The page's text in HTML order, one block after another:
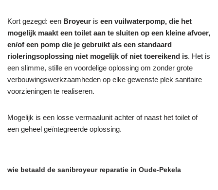
Kort gezegd: een Broyeur is een vuilwaterpomp, die het
mogelijk maakt een toilet aan te sluiten op een kleine afvoer,
en/of een pomp die je gebruikt als een standaard
rioleringsoplossing niet mogelijk of niet toereikend is. Het is
een slimme, stille en voordelige oplossing om zonder grote
verbouwingswerkzaamheden op elke gewenste plek sanitaire
voorzieningen te realiseren.
Mogelijk is een losse vermaalunit achter of naast het toilet of
een geheel geïntegreerde oplossing.
wie betaald de sanibroyeur reparatie in Oude-Pekela